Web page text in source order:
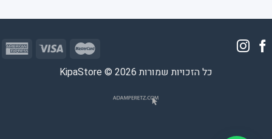
כל הזכויות שמורות 2026 © KipaStore